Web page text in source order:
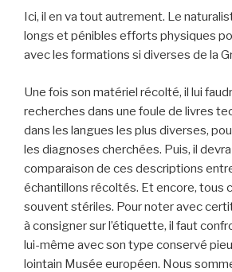
Ici, il en va tout autrement. Le
longs et pénibles efforts physiques
avec les formations si diverses de la
Une fois son matériel récolté, il lui
recherches dans une foule de livres
dans les langues les plus diverses,
les diagnoses cherchées. Puis, il
comparaison de ces descriptions
échantillons récoltés. Et encore, tous
souvent stériles. Pour noter avec
à consigner sur l’étiquette, il faut
lui-même avec son type conservé
lointain Musée européen. Nous